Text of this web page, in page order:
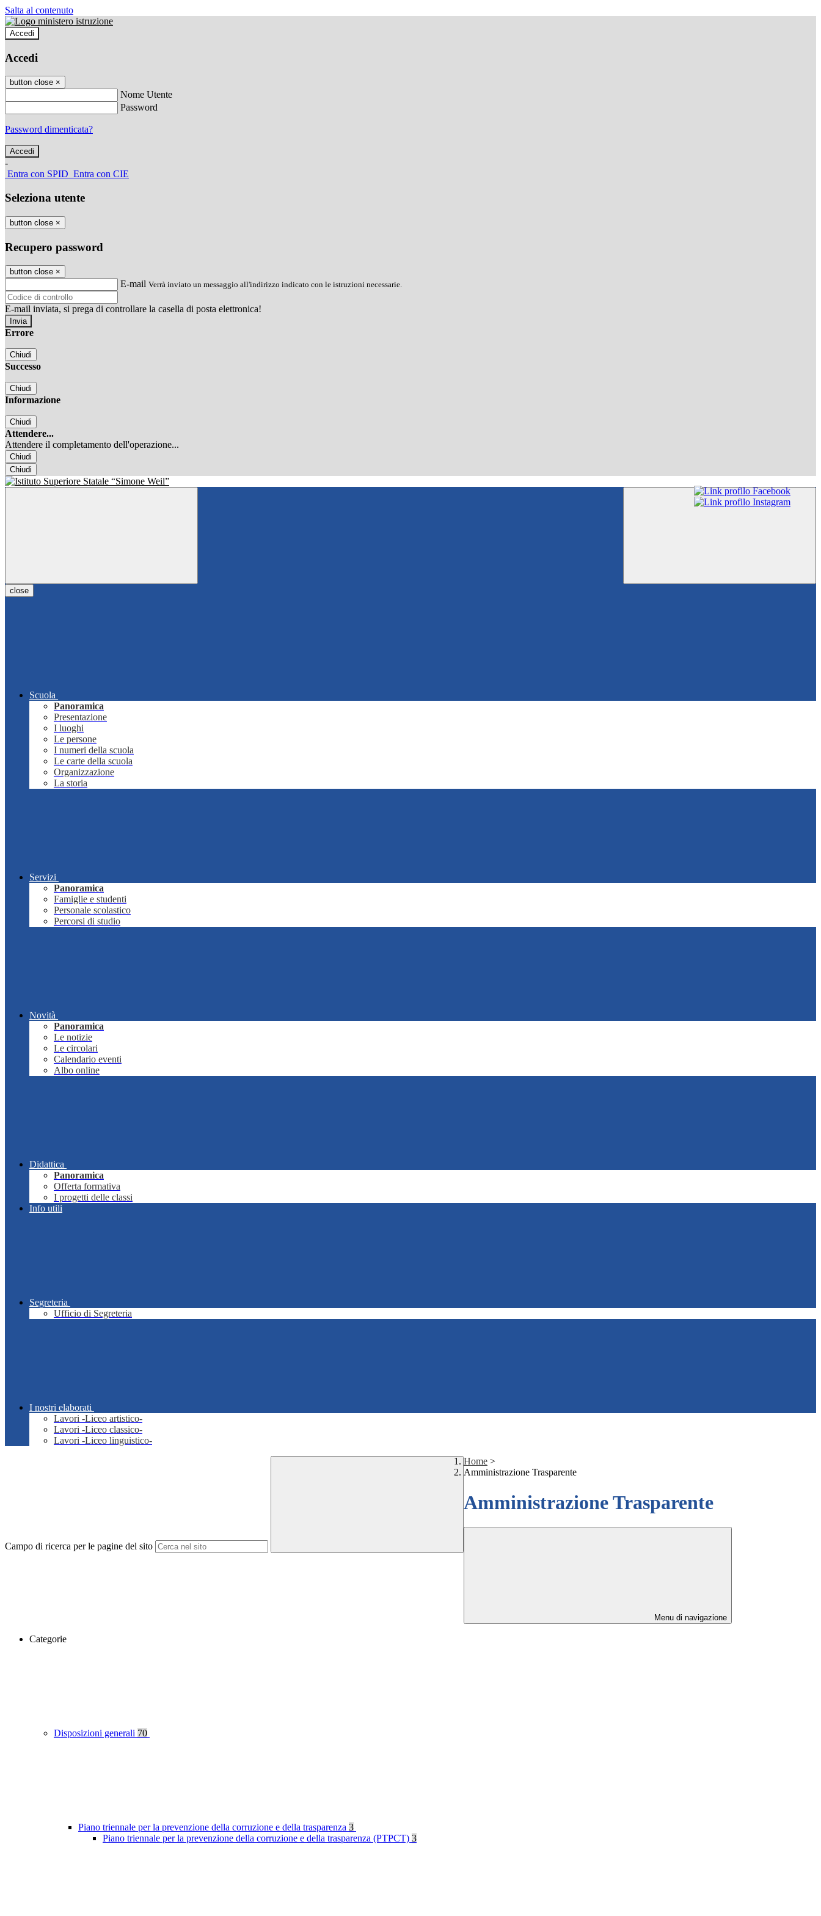
Salta al contenuto
Accedi
Accedi
button close ×
Nome Utente
Password
Password dimenticata?
-
Entra con SPID Entra con CIE
Seleziona utente
button close ×
Recupero password
button close ×
E-mail Verrà inviato un messaggio all'indirizzo indicato con le istruzioni necessarie.
E-mail inviata, si prega di controllare la casella di posta elettronica!
Errore
Chiudi
Successo
Chiudi
Informazione
Chiudi
Attendere...
Attendere il completamento dell'operazione...
Chiudi
Chiudi
close
Scuola
Panoramica
Presentazione
I luoghi
Le persone
I numeri della scuola
Le carte della scuola
Organizzazione
La storia
Servizi
Panoramica
Famiglie e studenti
Personale scolastico
Percorsi di studio
Novità
Panoramica
Le notizie
Le circolari
Calendario eventi
Albo online
Didattica
Panoramica
Offerta formativa
I progetti delle classi
Info utili
Segreteria
Ufficio di Segreteria
I nostri elaborati
Lavori -Liceo artistico-
Lavori -Liceo classico-
Lavori -Liceo linguistico-
Campo di ricerca per le pagine del sito
Home >
Amministrazione Trasparente
Amministrazione Trasparente
Menu di navigazione
Categorie
Disposizioni generali 70
Piano triennale per la prevenzione della corruzione e della trasparenza 3
Piano triennale per la prevenzione della corruzione e della trasparenza (PTPCT) 3